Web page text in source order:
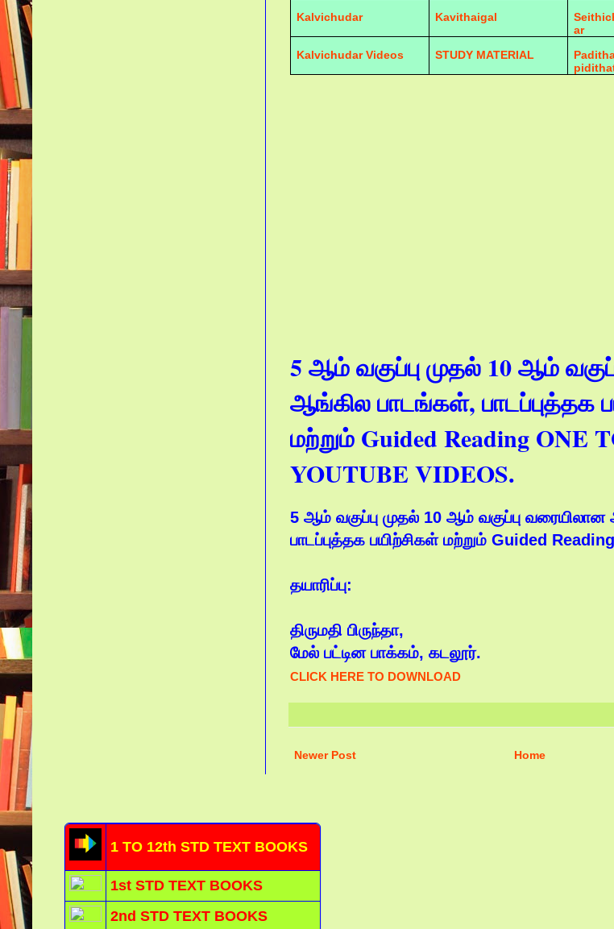
Kalvichudar
Kavithaigal
ar
Kalvichudar Videos
STUDY MATERIAL
5 ஆம் வகுப்பு முதல் 10 ஆம்
ஆங்கில பாடங்கள், பாடப்புத்தக
மற்றும் Guided Reading ONE
YOUTUBE VIDEOS.
5 ஆம் வகுப்பு முதல் 10 ஆம் வகுப்பு
பாடப்புத்தக பயிற்சிகள் மற்றும் Guided
தயாரிப்பு:
திருமதி பிருந்தா,
மேல் பட்டின பாக்கம், கடலூர்.
CLICK HERE TO DOWNLOAD
Newer Post Home
1 TO 12th STD TEXT BOOKS
1st STD TEXT BOOKS
2nd STD TEXT BOOKS